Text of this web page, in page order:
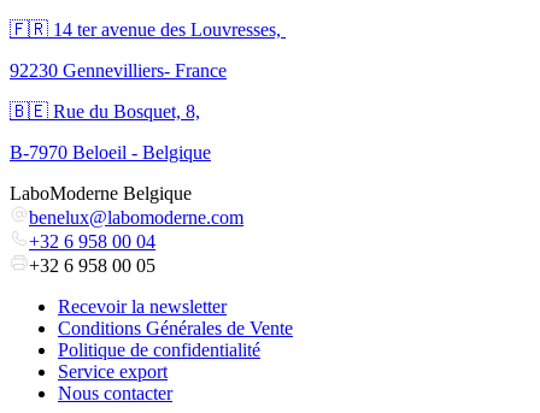
🇫🇷 ​14 ter avenue des Louvresses,
92230 Gennevilliers- France
🇧🇪 Rue du Bosquet, 8,
B-7970 Beloeil - Belgique
LaboModerne Belgique
benelux@labomoderne.com
+32 6 958 00 04
+32 6 958 00 05
Recevoir la newsletter
Conditions Générales de Vente
Politique de confidentialité
Service export
Nous contacter